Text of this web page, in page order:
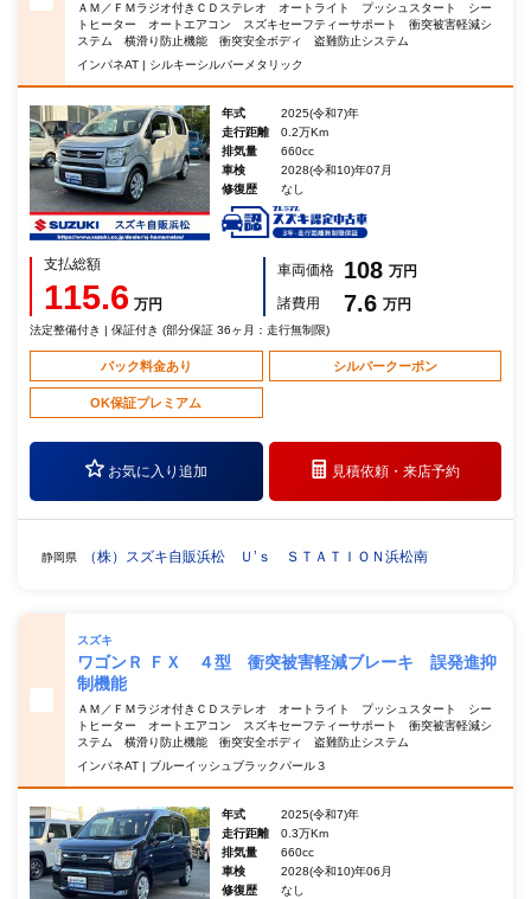
ＡＭ／ＦＭラジオ付きＣＤステレオ オートライト プッシュスタート シー
トヒーター オートエアコン スズキセーフティーサポート 衝突被害軽減シ
ステム 横滑り防止機能 衝突安全ボディ 盗難防止システム
インパネAT | シルキーシルバーメタリック
年式
2025(令和7)年
走行距離
0.2万Km
排気量
660cc
車検
2028(令和10)年07月
修復歴
なし
支払総額
115.6 万円
車両価格 108 万円
諸費用
7.6 万円
法定整備付き | 保証付き (部分保証 36ヶ月：走行無制限)
パック料金あり シルバークーポン
OK保証プレミアム
お気に入り追加 見積依頼・来店予約
静岡県 （株）スズキ自販浜松 Ｕ’ｓ ＳＴＡＴＩＯＮ浜松南
スズキ
ワゴンＲ ＦＸ ４型 衝突被害軽減ブレーキ 誤発進抑
制機能
ＡＭ／ＦＭラジオ付きＣＤステレオ オートライト プッシュスタート シー
トヒーター オートエアコン スズキセーフティーサポート 衝突被害軽減シ
ステム 横滑り防止機能 衝突安全ボディ 盗難防止システム
インパネAT | ブルーイッシュブラックパール３
年式
2025(令和7)年
走行距離
0.3万Km
排気量
660cc
車検
2028(令和10)年06月
修復歴
なし